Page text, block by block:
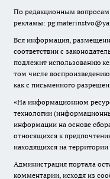
По редакционным
рекламы:
Вся информация,
соответствии с
подлежит использованию
том числе
как с письменного
«На информационном
технологии
информации на основе
относящихся к
находящихся на
Администрация портала
комментарии, исходя из